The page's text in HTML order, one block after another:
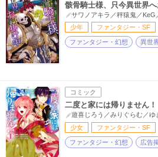
骸骨騎士様、只今異世界
サワノアキラ／秤猿鬼／KeG
少年
ファンタジー・SF
ファンタジー・幻想 異世
コミック
二度と家には帰りません！
遊喜じろう／みりぐらむ／ゆ
少女
ファンタジー・SF
ファンタジー・幻想 広告